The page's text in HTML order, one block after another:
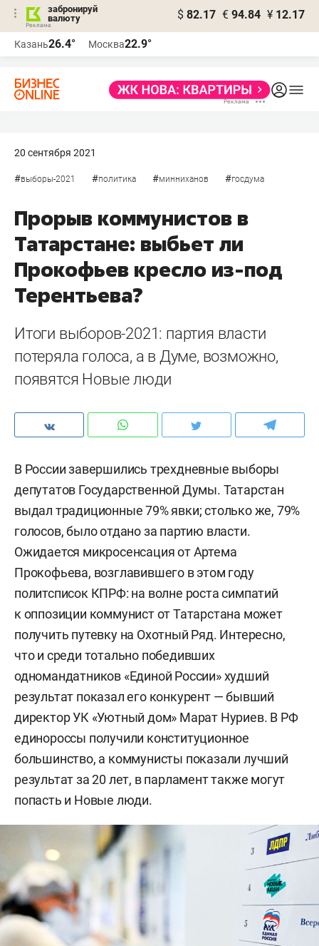
забронируй
валюту
$ 82.17 € 94.84 ¥ 12.17
Казань26.4° Москва22.9°
20 сентября 2021
#выборы-2021 #политика #минниханов #госдума
Прорыв коммунистов в
Татарстане: выбьет ли
Прокофьев кресло из-под
Терентьева?
Итоги выборов-2021: партия власти
потеряла голоса, а в Думе, возможно,
появятся Новые люди
В России завершились трехдневные выборы
депутатов Государственной Думы. Татарстан
выдал традиционные 79% явки; столько же, 79%
голосов, было отдано за партию власти.
Ожидается микросенсация от Артема
Прокофьева, возглавившего в этом году
политсписок КПРФ: на волне роста симпатий
к оппозиции коммунист от Татарстана может
получить путевку на Охотный Ряд. Интересно,
что и среди тотально победивших
одномандатников «Единой России» худший
результат показал его конкурент — бывший
директор УК «Уютный дом» Марат Нуриев. В РФ
единороссы получили конституционное
большинство, а коммунисты показали лучший
результат за 20 лет, в парламент также могут
попасть и Новые люди.